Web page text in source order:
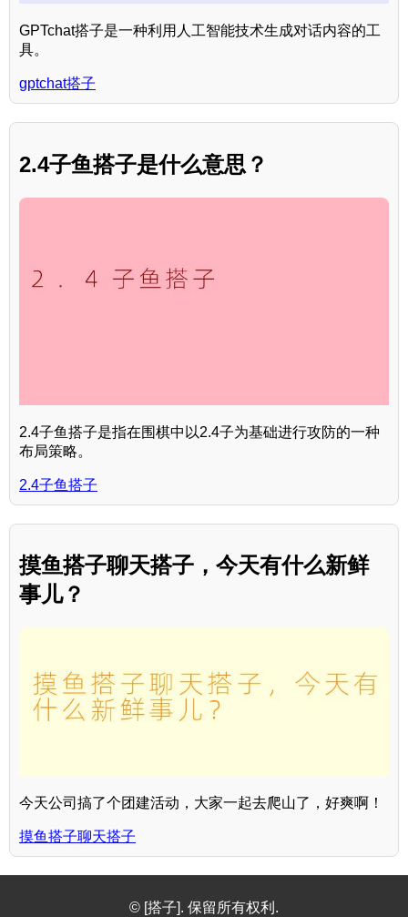
GPTchat搭子是一种利用人工智能技术生成对话内容的工
具。
gptchat搭子
2.4子鱼搭子是什么意思？
2.4子鱼搭子是指在围棋中以2.4子为基础进行攻防的一种
布局策略。
2.4子鱼搭子
摸鱼搭子聊天搭子，今天有什么新鲜
事儿？
今天公司搞了个团建活动，大家一起去爬山了，好爽啊！
摸鱼搭子聊天搭子
© [搭子]. 保留所有权利.